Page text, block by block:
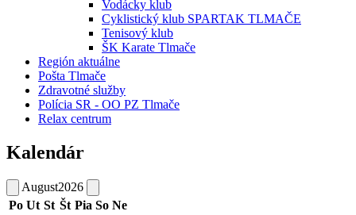
Vodácky klub
Cyklistický klub SPARTAK TLMAČE
Tenisový klub
ŠK Karate Tlmače
Región aktuálne
Pošta Tlmače
Zdravotné služby
Polícia SR - OO PZ Tlmače
Relax centrum
Kalendár
August2026
Po Ut St Št Pia So Ne